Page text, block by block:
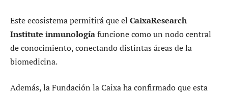
Este ecosistema permitirá que el CaixaResearch
Institute inmunologíafuncione como un nodo central
de conocimiento, conectando distintas áreas de la
biomedicina.
Además, la Fundación la Caixa ha confirmado que esta